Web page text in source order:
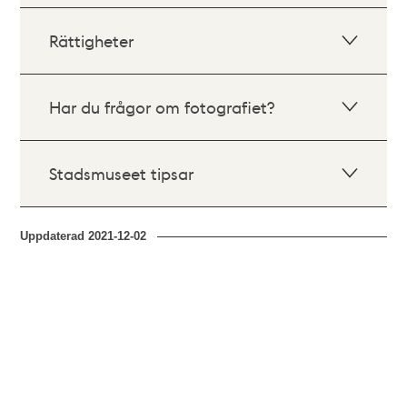
Rättigheter
Har du frågor om fotografiet?
Stadsmuseet tipsar
Uppdaterad2021-12-02